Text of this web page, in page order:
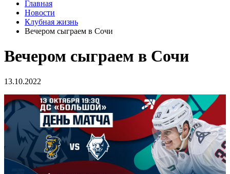
Главная
Новости
Клубная жизнь
Вечером сыграем в Сочи
Вечером сыграем в Сочи
13.10.2022